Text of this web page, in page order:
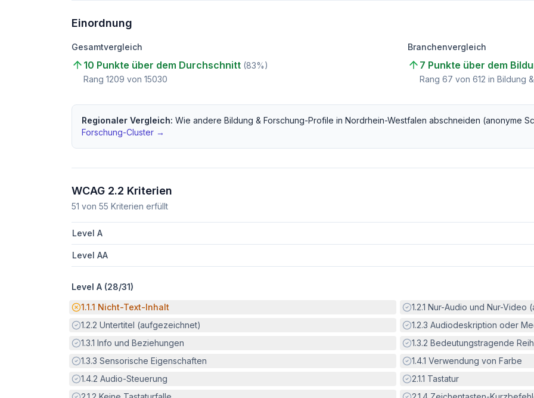
Einordnung
Gesamtvergleich
10 Punkte über dem Durchschnitt (83%)
Rang 1209 von 15030
Branchenvergleich
7 Punkte über dem
Rang 67 von 612 in Bildung
Regionaler Vergleich: Wie andere Bildung & Forschung-Profile in Nordrhein-Westfalen abschneiden (anonyme
Forschung-Cluster →
WCAG 2.2 Kriterien
51 von 55 Kriterien erfüllt
Level A
Level AA
Level A (28/31)
Potenzielle Barriere:
1.1.1 Nicht-Text-Inhalt Erfüllt:
1.2.1 Nur-Audio und Nur-Video
Erfüllt:
1.2.2 Untertitel (aufgezeichnet) Erfüllt:
1.2.3 Audiodeskription oder
Erfüllt:
1.3.1 Info und Beziehungen Erfüllt:
1.3.2 Bedeutungstragende
Erfüllt:
1.3.3 Sensorische Eigenschaften Erfüllt:
1.4.1 Verwendung von Farbe
Erfüllt:
1.4.2 Audio-Steuerung Erfüllt:
2.1.1 Tastatur
Erfüllt:
Erfüllt: